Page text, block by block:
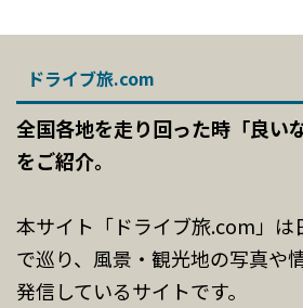
ドライブ旅.com
全国各地を走り回った時「良い
をご紹介。
本サイト「ドライブ旅.com」は
で巡り、風景・観光地の写真や
発信しているサイトです。